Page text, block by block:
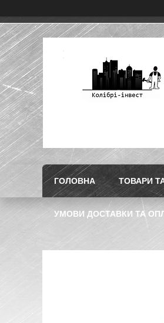
ГОЛОВНА ТОВАРИ
УМОВИ ДОСТАВКИ ТА